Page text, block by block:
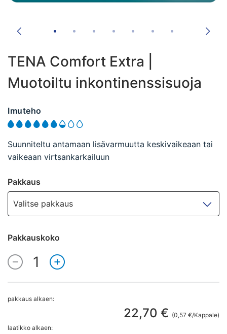
TENA Comfort Extra |
Muotoiltu inkontinenssisuoja
Imuteho
Suunniteltu antamaan lisävarmuutta keskivaikeaan tai
vaikeaan virtsankarkailuun
Pakkaus
Valitse pakkaus
Pakkauskoko
Määrä 1
pakkaus alkaen:
22,70 € (0,57 €/Kappale)
laatikko alkaen: